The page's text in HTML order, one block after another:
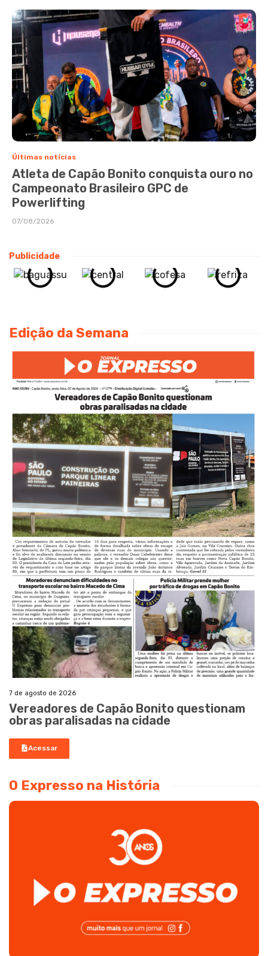
Últimas notícias
Atleta de Capão Bonito conquista ouro no
Campeonato Brasileiro GPC de
Powerlifting
07/08/2026
Publicidade
Edição da Semana
7 de agosto de 2026
Vereadores de Capão Bonito questionam
obras paralisadas na cidade
Acessar
O Expresso na História